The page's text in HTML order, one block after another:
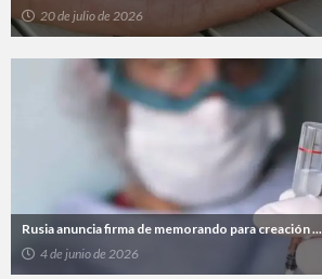
20 de julio de 2026
Rusia anuncia firma de memorando para creación ...
4 de junio de 2026